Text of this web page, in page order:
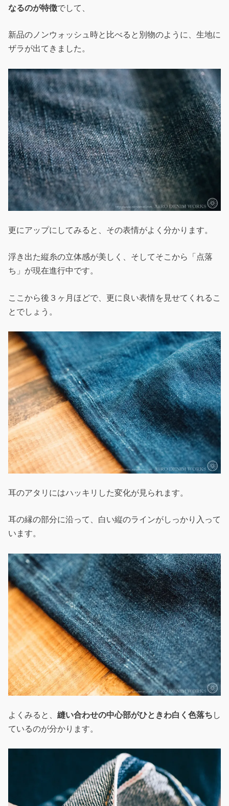
なるのが特徴でして、
新品のノンウォッシュ時と比べると別物のように、生地に
ザラが出てきました。
更にアップにしてみると、その表情がよく分かります。
浮き出た縦糸の立体感が美しく、そしてそこから「点落
ち」が現在進行中です。
ここから後３ヶ月ほどで、更に良い表情を見せてくれるこ
とでしょう。
耳のアタリにはハッキリした変化が見られます。
耳の縁の部分に沿って、白い縦のラインがしっかり入って
います。
よくみると、 縫い合わせの中心部がひときわ白く色落ち し
ているのが分かります。